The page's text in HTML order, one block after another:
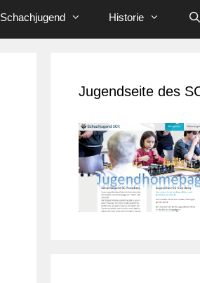
Schachjugend Historie
Jugendseite des